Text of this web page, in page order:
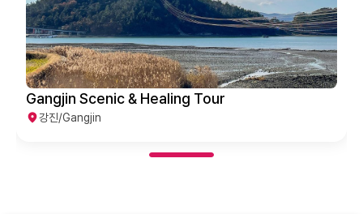
Gangjin Scenic & Healing Tour
강진/Gangjin